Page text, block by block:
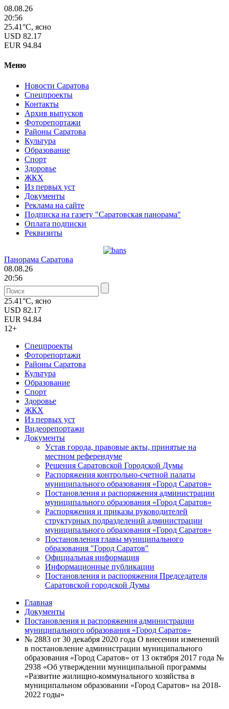
08.08.26
20:56
25.41°C, ясно
USD 82.17
EUR 94.84
Меню
Новости Саратова
Спецпроекты
Контакты
Архив выпусков
Фоторепортажи
Районы Саратова
Культура
Образование
Спорт
Здоровье
ЖКХ
Из пеpвых уст
Документы
Реклама на сайте
Подписка на газету "Саратовская панорама"
Оплата подписки
Реквизиты
Панорама Саратова
08.08.26
20:56
25.41°C, ясно
USD 82.17
EUR 94.84
12+
Спецпроекты
Фоторепортажи
Районы Саратова
Культура
Образование
Спорт
Здоровье
ЖКХ
Из пеpвых уст
Видеорепортажи
Документы
Уcтав города, правовые акты, принятые на
местном референдуме
Решения Саратовской Городской Думы
Распоряжения контрольно-счетной палаты
муниципального образования «Город Саратов»
Постановления и распоряжения администрации
муниципального образования «Город Саратов»
Распоряжения и приказы руководителей
структурных подразделений администрации
муниципального образования «Город Саратов»
Постановления главы муниципального
образования "Город Саратов"
Официальная информация
Информационные публикации
Постановления и распоряжения Председателя
Саратовской городской Думы
Главная
Документы
Постановления и распоряжения администрации
муниципального образования «Город Саратов»
№ 2883 от 30 декабря 2020 года О внесении изменений
в постановление администрации муниципального
образования «Город Саратов» от 13 октября 2017 года №
2938 «Об утверждении муниципальной программы
«Развитие жилищно-коммунального хозяйства в
муниципальном образовании «Город Саратов» на 2018-
2022 годы»